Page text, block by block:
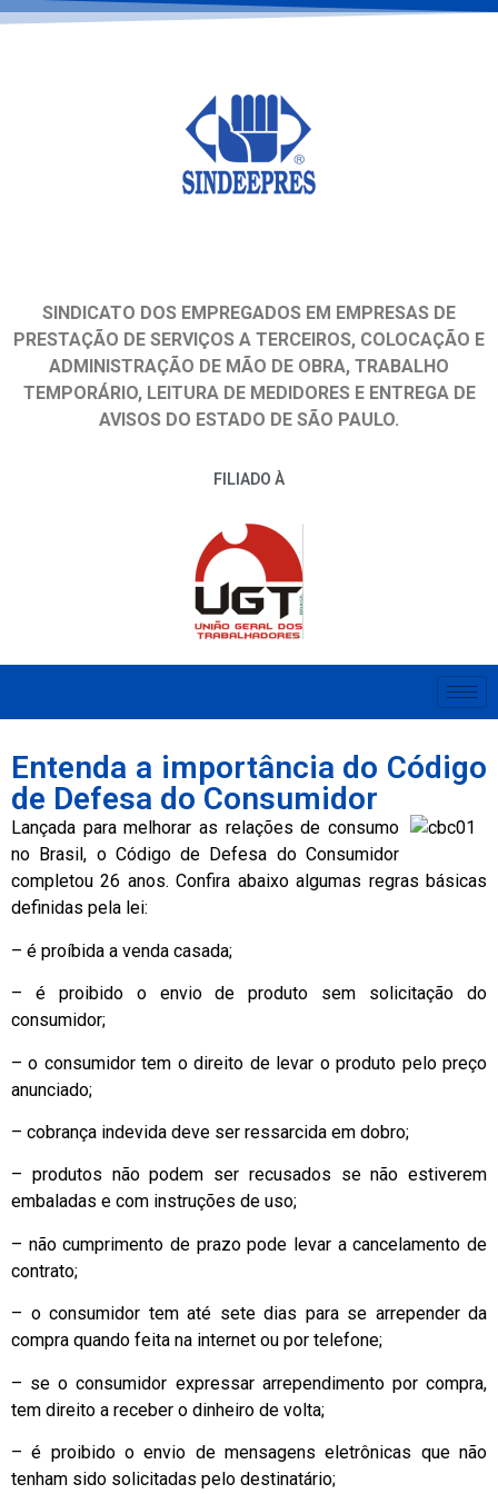
SINDICATO DOS EMPREGADOS EM EMPRESAS DE
PRESTAÇÃO DE SERVIÇOS A TERCEIROS, COLOCAÇÃO E
ADMINISTRAÇÃO DE MÃO DE OBRA, TRABALHO
TEMPORÁRIO, LEITURA DE MEDIDORES E ENTREGA DE
AVISOS DO ESTADO DE SÃO PAULO.
FILIADO À
Entenda a importância do Código
de Defesa do Consumidor
Lançada para melhorar as relações de consumo
no Brasil, o Código de Defesa do Consumidor
completou 26 anos. Confira abaixo algumas regras básicas
definidas pela lei:
– é proíbida a venda casada;
– é proibido o envio de produto sem solicitação do
consumidor;
– o consumidor tem o direito de levar o produto pelo preço
anunciado;
– cobrança indevida deve ser ressarcida em dobro;
– produtos não podem ser recusados se não estiverem
embaladas e com instruções de uso;
– não cumprimento de prazo pode levar a cancelamento de
contrato;
– o consumidor tem até sete dias para se arrepender da
compra quando feita na internet ou por telefone;
– se o consumidor expressar arrependimento por compra,
tem direito a receber o dinheiro de volta;
– é proibido o envio de mensagens eletrônicas que não
tenham sido solicitadas pelo destinatário;